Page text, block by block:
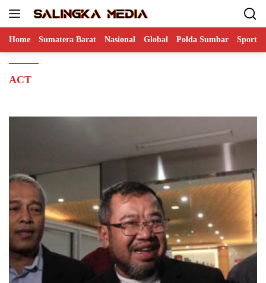
Home Sumatera Barat Nasional Global Polda Sumbar Sports
ACT